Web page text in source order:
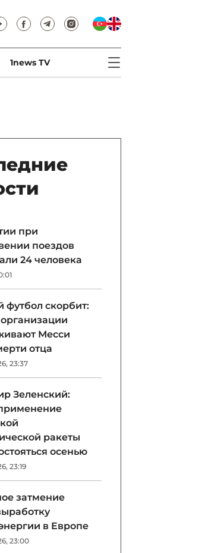
1news TV
при
поездов
24 человека
футбол скорбит:
Месси
отца
23:37
Зеленский:
ракеты
осенью
23:19
затмение
в Европе
23:00